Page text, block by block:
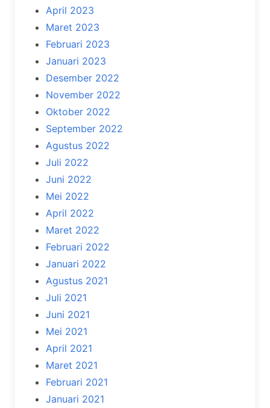
April 2023
Maret 2023
Februari 2023
Januari 2023
Desember 2022
November 2022
Oktober 2022
September 2022
Agustus 2022
Juli 2022
Juni 2022
Mei 2022
April 2022
Maret 2022
Februari 2022
Januari 2022
Agustus 2021
Juli 2021
Juni 2021
Mei 2021
April 2021
Maret 2021
Februari 2021
Januari 2021